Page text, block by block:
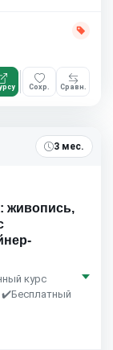
Сохр. Сравн.
3 мес.
живопись,
курс
✔️Бесплатный